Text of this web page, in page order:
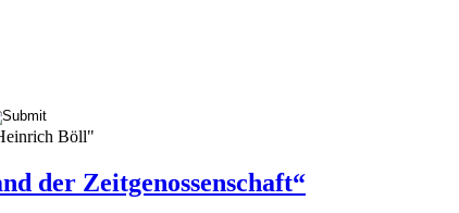
Böll"
der Zeitgenossenschaft“